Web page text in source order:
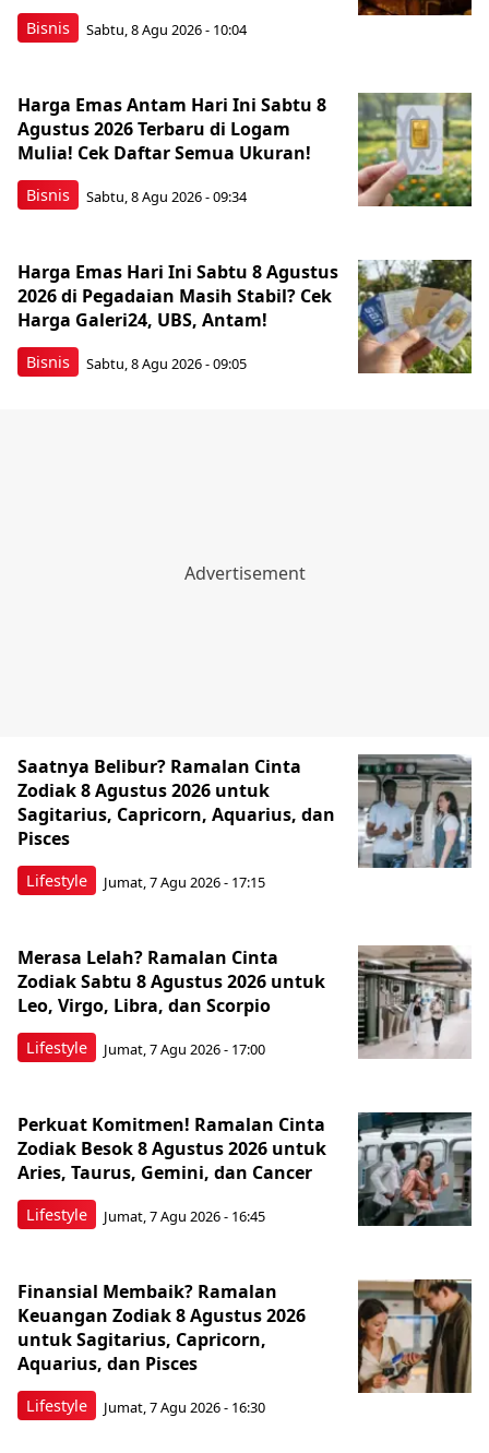
Bisnis Sabtu, 8 Agu 2026 - 10:04
Bisnis
Harga Emas Antam Hari Ini Sabtu 8
Agustus 2026 Terbaru di Logam
Mulia! Cek Daftar Semua Ukuran!
Sabtu, 8 Agu 2026 - 09:34
Bisnis
Harga Emas Hari Ini Sabtu 8 Agustus
2026 di Pegadaian Masih Stabil? Cek
Harga Galeri24, UBS, Antam!
Sabtu, 8 Agu 2026 - 09:05
Lifestyle
Saatnya Belibur? Ramalan Cinta
Zodiak 8 Agustus 2026 untuk
Sagitarius, Capricorn, Aquarius, dan
Pisces
Jumat, 7 Agu 2026 - 17:15
Lifestyle
Merasa Lelah? Ramalan Cinta
Zodiak Sabtu 8 Agustus 2026 untuk
Leo, Virgo, Libra, dan Scorpio
Jumat, 7 Agu 2026 - 17:00
Lifestyle
Perkuat Komitmen! Ramalan Cinta
Zodiak Besok 8 Agustus 2026 untuk
Aries, Taurus, Gemini, dan Cancer
Jumat, 7 Agu 2026 - 16:45
Lifestyle
Finansial Membaik? Ramalan
Keuangan Zodiak 8 Agustus 2026
untuk Sagitarius, Capricorn,
Aquarius, dan Pisces
Jumat, 7 Agu 2026 - 16:30